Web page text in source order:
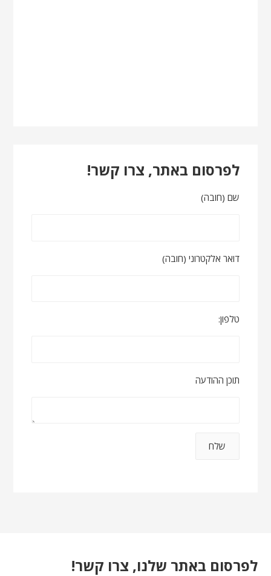
לפרסום באתר, צרו קשר!
שם (חובה)
דואר אלקטרוני (חובה)
טלפון:
תוכן ההודעה
לפרסום באתר שלנו, צרו קשר!